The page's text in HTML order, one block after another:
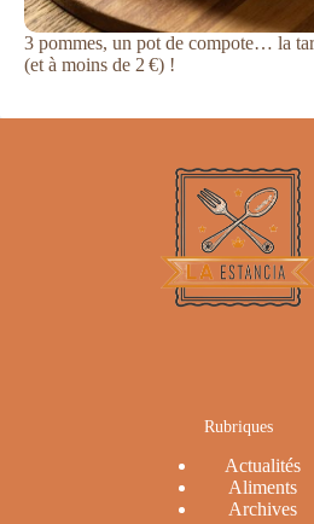
3 pommes, un pot de compote… la
(et à moins de 2 €) !
Rubriques
Actualités
Aliments
Archives